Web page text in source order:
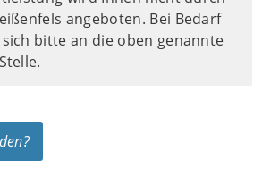
angeboten. Bei Bedarf
bitte an die oben genannte